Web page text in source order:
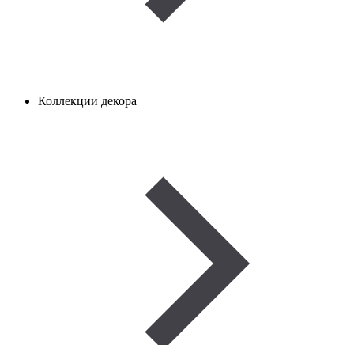
Коллекции декора